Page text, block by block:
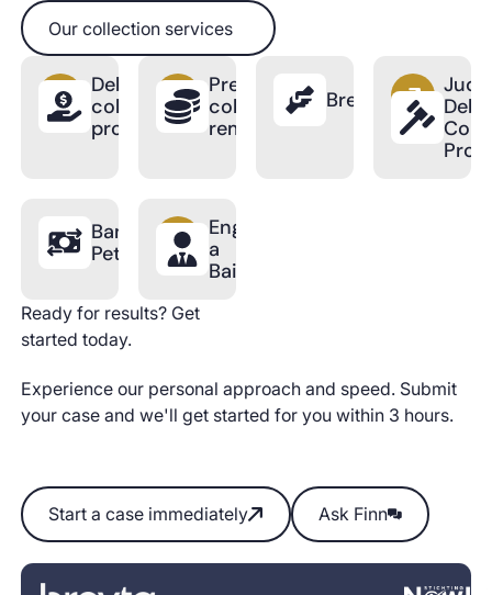
Our collection services
Our collection services
Debt
collection
process
Pre-
collection
reminder
BreytaPro
Debt
Bankruptcy
Petition
Engage
a
Bailiff
Ready for results? Get
started today.
Experience our personal approach and speed. Submit
your case and we'll get started for you within 3 hours.
Start a case immediately
Start a case immediately
Ask Finn
Ask Finn
Footer